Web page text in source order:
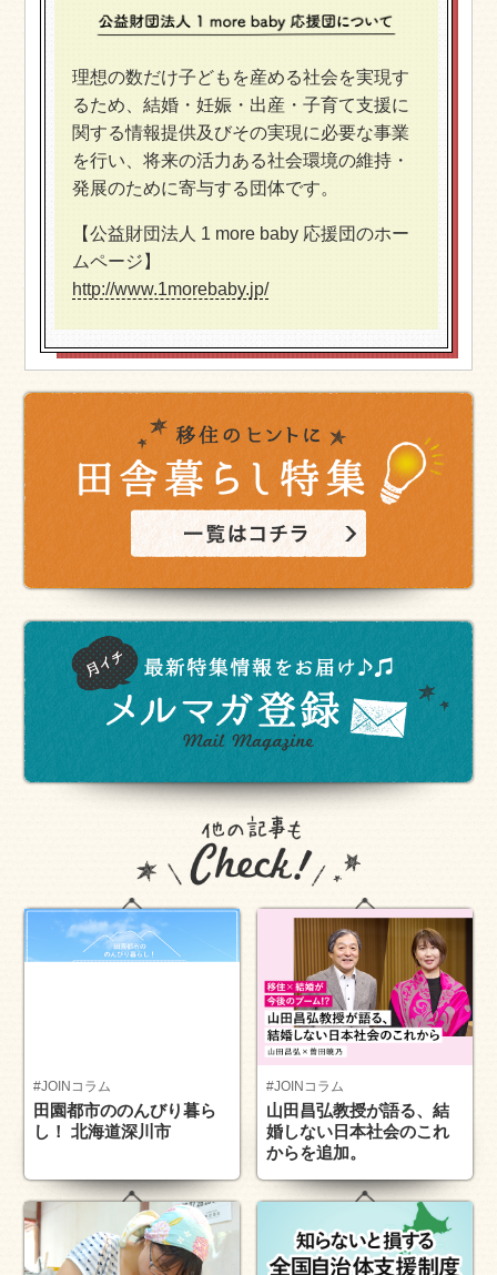
理想の数だけ子どもを産める社会を実現す
るため、結婚・妊娠・出産・子育て支援に
関する情報提供及びその実現に必要な事業
を行い、将来の活力ある社会環境の維持・
発展のために寄与する団体です。
【公益財団法人 1 more baby 応援団のホー
ムページ】
http://www.1morebaby.jp/
#JOINコラム
田園都市ののんびり暮ら
し！ 北海道深川市
#JOINコラム
山田昌弘教授が語る、結
婚しない日本社会のこれ
からを追加。